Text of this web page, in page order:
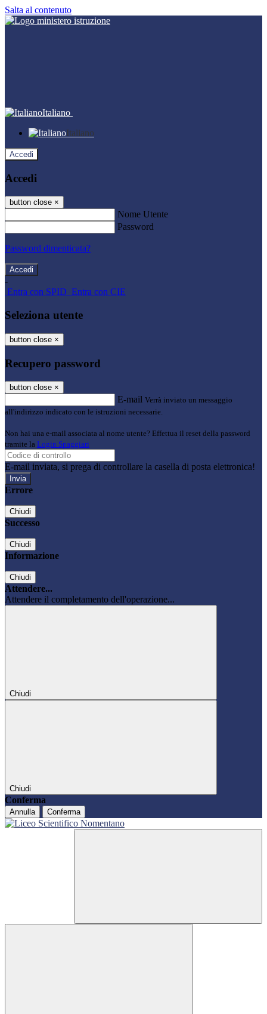
Salta al contenuto
Italiano
Italiano
Accedi
Accedi
button close ×
Nome Utente
Password
Password dimenticata?
-
Entra con SPID Entra con CIE
Seleziona utente
button close ×
Recupero password
button close ×
E-mail Verrà inviato un messaggio
all'indirizzo indicato con le istruzioni necessarie.
Non hai una e-mail associata al nome utente? Effettua il reset della password
tramite la Login Spaggiari
E-mail inviata, si prega di controllare la casella di posta elettronica!
Errore
Chiudi
Successo
Chiudi
Informazione
Chiudi
Attendere...
Attendere il completamento dell'operazione...
Chiudi
Chiudi
Conferma
Annulla Conferma